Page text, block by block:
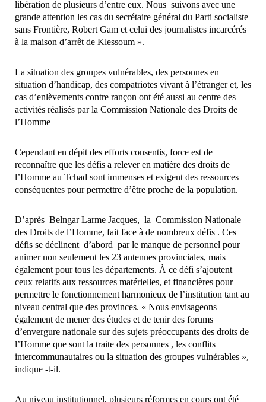
libération de plusieurs d’entre eux. Nous suivons avec une
grande attention les cas du secrétaire général du Parti socialiste
sans Frontière, Robert Gam et celui des journalistes incarcérés
à la maison d’arrêt de Klessoum ».
La situation des groupes vulnérables, des personnes en
situation d’handicap, des compatriotes vivant à l’étranger et, les
cas d’enlèvements contre rançon ont été aussi au centre des
activités réalisés par la Commission Nationale des Droits de
l’Homme
Cependant en dépit des efforts consentis, force est de
reconnaître que les défis a relever en matière des droits de
l’Homme au Tchad sont immenses et exigent des ressources
conséquentes pour permettre d’être proche de la population.
D’après Belngar Larme Jacques, la Commission Nationale
des Droits de l’Homme, fait face à de nombreux défis . Ces
défis se déclinent d’abord par le manque de personnel pour
animer non seulement les 23 antennes provinciales, mais
également pour tous les départements. À ce défi s’ajoutent
ceux relatifs aux ressources matérielles, et financières pour
permettre le fonctionnement harmonieux de l’institution tant au
niveau central que des provinces. « Nous envisageons
également de mener des études et de tenir des forums
d’envergure nationale sur des sujets préoccupants des droits de
l’Homme que sont la traite des personnes , les conflits
intercommunautaires ou la situation des groupes vulnérables »,
indique -t-il.
Au niveau institutionnel, plusieurs réformes en cours ont été